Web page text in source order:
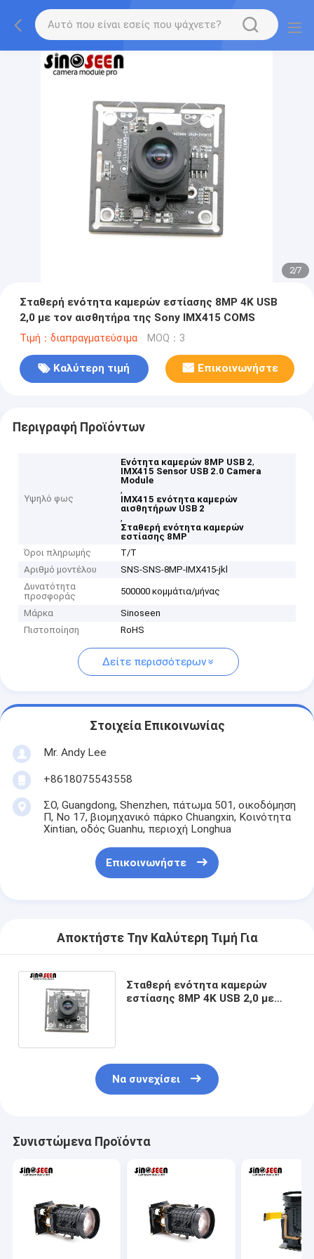
2/7
Σταθερή ενότητα καμερών εστίασης 8MP 4K USB
2,0 με τον αισθητήρα της Sony IMX415 COMS
Τιμή：διαπραγματεύσιμα MOQ：3
Καλύτερη τιμή Επικοινωνήστε
Περιγραφή Προϊόντων
Υψηλό φως
Ενότητα καμερών 8MP USB 2,
IMX415 Sensor USB 2.0 Camera
Module
,
IMX415 ενότητα καμερών
αισθητήρων USB 2
,
Σταθερή ενότητα καμερών
εστίασης 8MP
Όροι πληρωμής
T/T
Αριθμό μοντέλου
SNS-SNS-8MP-IMX415-jkl
Δυνατότητα
προσφοράς
500000 κομμάτια/μήνας
Μάρκα
Sinoseen
Πιστοποίηση
RoHS
Δείτε περισσότερων
Στοιχεία Επικοινωνίας
Mr. Andy Lee
+8618075543558
ΣΟ, Guangdong, Shenzhen, πάτωμα 501, οικοδόμηση
Π, Νο 17, βιομηχανικό πάρκο Chuangxin, Κοινότητα
Xintian, οδός Guanhu, περιοχή Longhua
Επικοινωνήστε
Αποκτήστε Την Καλύτερη Τιμή Για
Σταθερή ενότητα καμερών
εστίασης 8MP 4K USB 2,0 με
Να συνεχίσει
Συνιστώμενα Προϊόντα